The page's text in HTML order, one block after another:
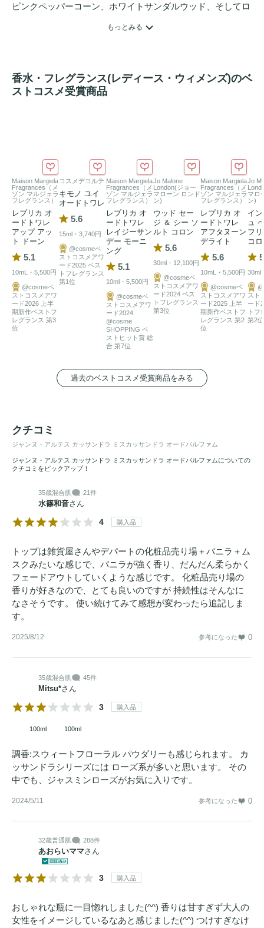
ピンクペッパーコーン、ホワイトサンダルウッド、そしてロ
MIDDLE：イリス、ローズ、パウダリーアコード。BASE：
ムスク、バニラ、ホワイトサンダルウッド。
もっとみる
香水・フレグランス(レディース・ウィメンズ)のベ
ストコスメ受賞商品
Maison Margiela
Fragrances（メ
ゾン マルジェラ
フレグランス）
レプリカ オ
ードトワレ
アップ アッ
ト ドーン
5.1
10mL・5,500円
@cosmeベ
ストコスメアワ
ード2026 上半
期新作ベストフ
レグランス 第3
位
コスメデコルテ
キモノ ユイ
オードトワレ
5.6
15ml・3,740円
@cosmeベ
ストコスメアワ
ード2025 ベス
トフレグランス
第1位
Maison Margiela
Fragrances（メ
ゾン マルジェラ
フレグランス）
レプリカ オ
ードトワレ
レイジーサン
デー モーニ
ング
5.1
10ml・5,500円
@cosmeベ
ストコスメアワ
ード2024
@cosme
SHOPPING ベ
ストヒット賞 総
合 第7位
Jo Malone
London(ジョー
マローン ロンド
ン)
ウッド セー
ジ ＆ シー ソ
ルト コロン
5.6
30ml・12,100円
@cosmeベ
ストコスメアワ
ード2024 ベス
トフレグランス
第3位
Maison Margiela
Fragrances（メ
ゾン マルジェラ
フレグランス）
レプリカ オ
ードトワレ
アフタヌーン
デライト
5.6
10mL・5,500円
@cosmeベ
ストコスメアワ
ード2025 上半
期新作ベストフ
レグランス 第2
位
Jo
マロ
ン)
イ
ュ
フ
コ
30ml
スト
ード
トフ
第2位
過去のベストコスメ受賞商品をみる
クチコミ
ジャンヌ・アルテス カッサンドラ ミスカッサンドラ オードパルファム
ジャンヌ・アルテス カッサンドラ ミスカッサンドラ オードパルファムについての
クチコミをピックアップ！
35歳混合肌 21件
水篠和音さん
4 購入品
トップは雑貨屋さんやデパートの化粧品売り場＋バニラ＋ム
スクみたいな感じで、バニラが強く香り、だんだん柔らかく
フェードアウトしていくような感じです。 化粧品売り場の
香りが好きなので、とても良いのですが 持続性はそんなに
なさそうです。 使い続けてみて感想が変わったら追記しま
す。
2025/8/12 参考になった 0
35歳混合肌 45件
Mitsu*さん
3 購入品
100ml 100ml
調香:スウィートフローラル パウダリーも感じられます。 カ
ッサンドラシリーズには ローズ系が多いと思います。 その
中でも、ジャスミンローズがお気に入りです。
2024/5/11 参考になった 0
32歳普通肌 288件
あおらいママさん
3 購入品
おしゃれな瓶に一目惚れしました(^^) 香りは甘すぎず大人の
女性をイメージしているなあと感じました(^^) つけすぎなけ